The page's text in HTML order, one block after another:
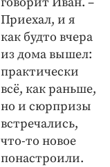
Приехал, и я
как будто вчера
из дома вышел:
практически
всё, как раньше,
но и сюрпризы
встречались,
что-то новое
понастроили.